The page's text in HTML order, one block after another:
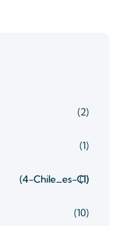
(2)
(1)
(4-Chile_es-Cl)
(1)
(10)